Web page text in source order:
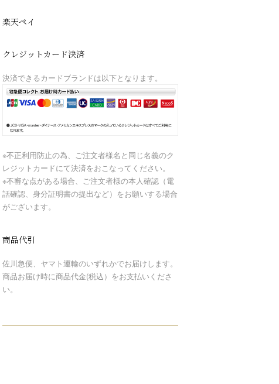
楽天ペイ
クレジットカード決済
決済できるカードブランドは以下となります。
※不正利用防止の為、ご注文者様名と同じ名義のク
レジットカードにて決済をおこなってください。
※不審な点がある場合、ご注文者様の本人確認（電
話確認、身分証明書の提出など）をお願いする場合
がございます。
商品代引
佐川急便、ヤマト運輸のいずれかでお届けします。
商品お届け時に商品代金(税込）をお支払いくださ
い。